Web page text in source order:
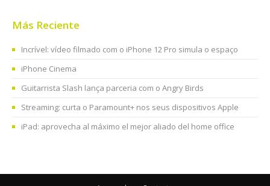
Más Reciente
Incrível: vídeo filmado com o iPhone 12 Pro simula o espaço
iPhone Cinema
Guitarrista Slash lança parceria com o Angry Birds
Streaming: curta o Paramount+ nos seus dispositivos Apple
iPad: aprovecha al máximo el mejor aliado del home office